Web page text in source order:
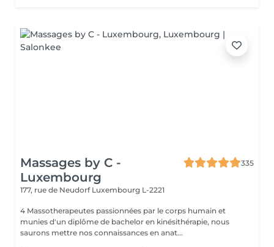
Massages by C -
Luxembourg
335
177, rue de Neudorf Luxembourg L-2221
4 Massotherapeutes passionnées par le corps humain et
munies d'un diplôme de bachelor en kinésithérapie, nous
saurons mettre nos connaissances en anat...